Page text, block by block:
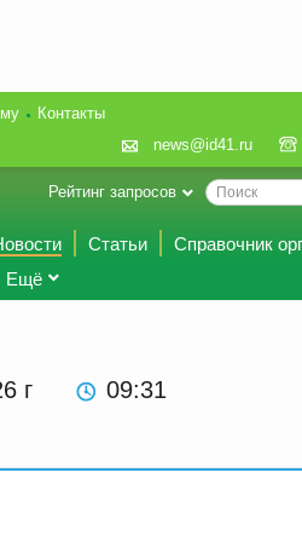
Контакты
news@id41.ru
Рейтинг запросов
Статьи
Справочник
Ещё
г 09:31